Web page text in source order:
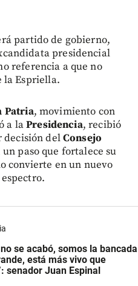
partido de gobierno,
presidencial
referencia a que no
la Espriella.
Patria, movimiento con
a laPresidencia, recibió
decisión delConsejo
un paso que fortalece su
convierte en un nuevo
se acabó, somos la bancada
está más vivo que
senador Juan Espinal